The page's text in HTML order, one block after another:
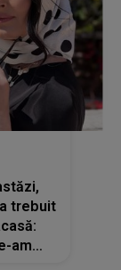
trebuit
am